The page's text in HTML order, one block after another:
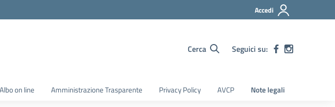
Accedi
Cerca Seguici su:
Albo on line Amministrazione Trasparente Privacy Policy AVCP Note legali